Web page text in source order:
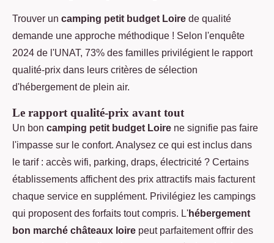
Trouver un camping petit budget Loire de qualité
demande une approche méthodique ! Selon l'enquête
2024 de l'UNAT, 73% des familles privilégient le rapport
qualité-prix dans leurs critères de sélection
d'hébergement de plein air.
Le rapport qualité-prix avant tout
Un bon camping petit budget Loire ne signifie pas faire
l'impasse sur le confort. Analysez ce qui est inclus dans
le tarif : accès wifi, parking, draps, électricité ? Certains
établissements affichent des prix attractifs mais facturent
chaque service en supplément. Privilégiez les campings
qui proposent des forfaits tout compris. L'hébergement
bon marché châteaux loire peut parfaitement offrir des